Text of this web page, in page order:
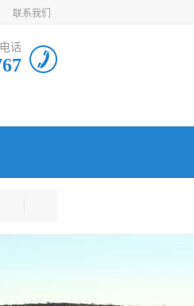
联系我们
话